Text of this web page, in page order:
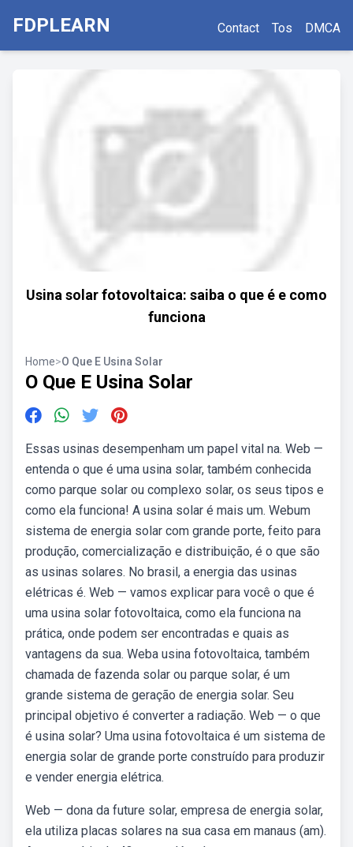
FDPLEARN Contact Tos DMCA
Usina solar fotovoltaica: saiba o que é e como
funciona
Home>O Que E Usina Solar
O Que E Usina Solar
Essas usinas desempenham um papel vital na. Web —
entenda o que é uma usina solar, também conhecida
como parque solar ou complexo solar, os seus tipos e
como ela funciona! A usina solar é mais um. Webum
sistema de energia solar com grande porte, feito para
produção, comercialização e distribuição, é o que são
as usinas solares. No brasil, a energia das usinas
elétricas é. Web — vamos explicar para você o que é
uma usina solar fotovoltaica, como ela funciona na
prática, onde podem ser encontradas e quais as
vantagens da sua. Weba usina fotovoltaica, também
chamada de fazenda solar ou parque solar, é um
grande sistema de geração de energia solar. Seu
principal objetivo é converter a radiação. Web — o que
é usina solar? Uma usina fotovoltaica é um sistema de
energia solar de grande porte construído para produzir
e vender energia elétrica.
Web — dona da future solar, empresa de energia solar,
ela utiliza placas solares na sua casa em manaus (am).